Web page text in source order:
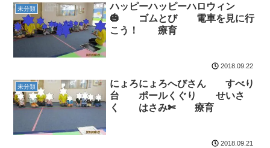
未分類
ハッピーハッピーハロウィン
🎃 ゴムとび 電車を見に行
こう！ 療育
2018.09.22
未分類
にょろにょろへびさん すべり
台 ポールくぐり せいさ
く はさみ✄ 療育
2018.09.21